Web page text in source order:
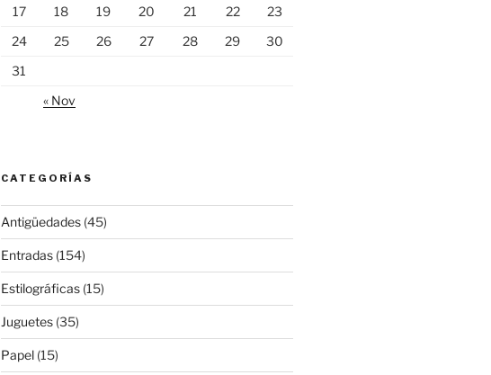
17
18 19 20 21 22
23
24
25 26 27 28 29
30
31
« Nov
CATEGORÍAS
Antigüedades(45)
Entradas(154)
Estilográficas(15)
Juguetes(35)
Papel(15)